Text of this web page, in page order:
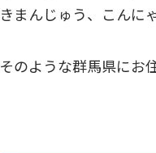
きまんじゅう、こんに
そのような群馬県にお